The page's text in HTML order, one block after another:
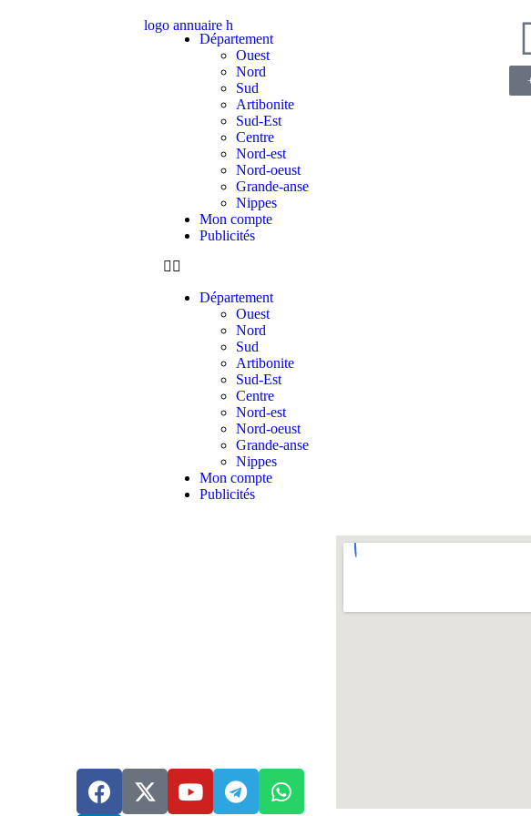
Département
Ouest
Nord
Sud
Artibonite
Sud-Est
Centre
Nord-est
Nord-oeust
Grande-anse
Nippes
Mon compte
Publicités
Département
Ouest
Nord
Sud
Artibonite
Sud-Est
Centre
Nord-est
Nord-oeust
Grande-anse
Nippes
Mon compte
Publicités